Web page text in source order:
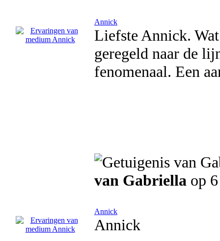
Annick
Liefste Annick.
geregeld naar de
fenomenaal. Een
van Gabriella op
Annick
Annick